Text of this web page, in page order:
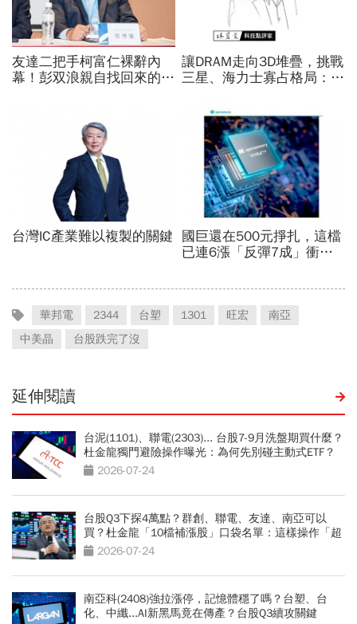
華邦電 2344 台塑 1301 旺宏
南亞
中美晶
台股跌完了沒
延伸閱讀
台泥(1101)、聯電(2303)... 台股7-9月洗盤期買什麼？
杜金龍獨門避險操作曝光：為何先別碰主動式ETF？
2026-07-24
台股Q3下探4萬點？群創、聯電、友達、南亞可以
買？杜金龍「10檔補漲股」口袋名單：這樣操作「超
好賺的啦」
2026-07-24
南亞科(2408)強拉漲停，記憶體穩了嗎？台塑、台
化、中纖...AI新黑馬竟在傳產？台股Q3續攻關鍵